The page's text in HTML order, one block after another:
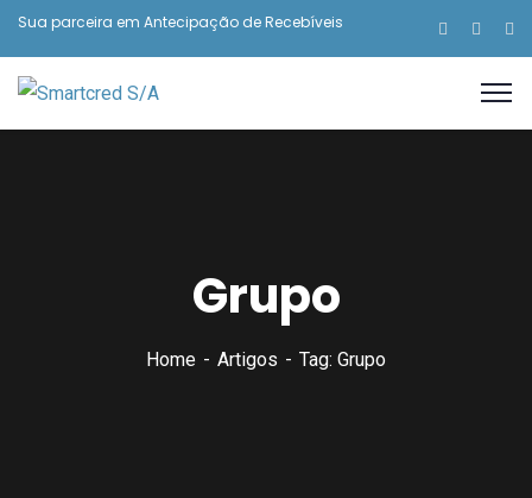
Sua parceira em Antecipação de Recebíveis
Grupo
Home Artigos Tag: Grupo